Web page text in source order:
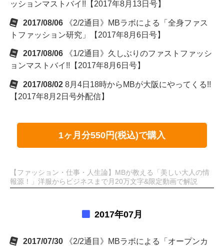
ッションマストバイ!!【2017年8月13日号】
2017/08/06
《2/2通目》MBラボによる「全身ファス
トファッション研究」【2017年8月6日号】
2017/08/06
《1/2通目》久しぶりのファストファッシ
ョンマストバイ!!【2017年8月6日号】
2017/08/02 8月4日18時からMBが大阪にやってくる!!
【2017年8月2日号外配信】
1ヶ月分550円(税込)で購入
【ファッション・仕事・人生論】MBが教える「美しい大人の情
報源！」洋服からビジネスまで月20万文字&限定動画で解説
2017年07月
2017/07/30
《2/2通目》MBラボによる「オープンカ